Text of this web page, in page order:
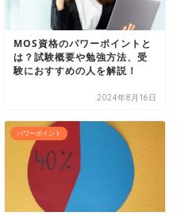
MOS資格のパワーポイントと
は？試験概要や勉強方法、受
験におすすめの人を解説！
2024年8月16日
パワーポイント